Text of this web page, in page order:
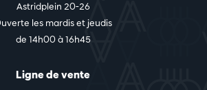
Astridplein 20-26
les mardis et jeudis
de 14h00 à 16h45
Ligne de vente